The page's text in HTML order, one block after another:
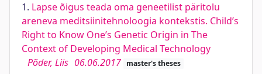
1. Lapse õigus teada oma geneetilist päritolu
areneva meditsiinitehnoloogia kontekstis. Child’s
Right to Know One’s Genetic Origin in The
Context of Developing Medical Technology
Põder, Liis 06.06.2017 master's theses